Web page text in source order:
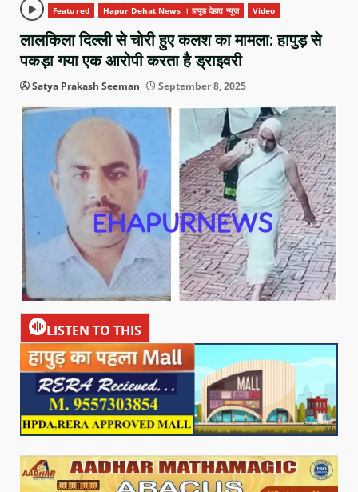
Featured Hapur Dehat News । हापुड देहात न्यूज़ Video
लालकिला दिल्ली से चोरी हुए कलश का मामला: हापुड़ से
पकड़ा गया एक आरोपी करता है ड्राइवरी
Satya Prakash Seeman September 8, 2025
LISTEN TO THIS